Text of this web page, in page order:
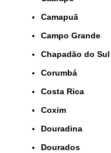
Camapuã
Campo Grande
Chapadão do Sul
Corumbá
Costa Rica
Coxim
Douradina
Dourados